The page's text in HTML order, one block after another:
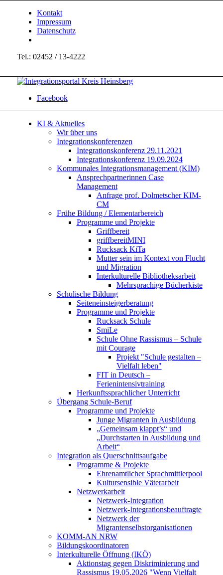
Kontakt
Impressum
Datenschutz
Tel.: 02452 / 13-4222
Facebook
KI & Aktuelles
Wir über uns
Integrationskonferenzen
Integrationskonferenz 29.11.2021
Integrationskonferenz 19.09.2024
Kommunales Integrationsmanagement (KIM)
Ansprechpartnerinnen Case
Management
Anfrage prof. Dolmetscher KIM-
CM
Frühe Bildung / Elementarbereich
Programme und Projekte
Griffbereit
griffbereitMINI
Rucksack KiTa
Mutter sein im Kontext von Flucht
und Migration
Interkulturelle Bibliotheksarbeit
Mehrsprachige Bücherkiste
Schulische Bildung
Seiteneinsteigerberatung
Programme und Projekte
Rucksack Schule
SmiLe
Schule Ohne Rassismus – Schule
mit Courage
Projekt "Schule gestalten –
Vielfalt leben"
FIT in Deutsch –
Ferienintensivtraining
Herkunftssprachlicher Unterricht
Übergang Schule-Beruf
Programme und Projekte
Junge Migranten in Ausbildung
„Gemeinsam klappt’s“ und
„Durchstarten in Ausbildung und
Arbeit“
Integration als Querschnittsaufgabe
Programme & Projekte
Ehrenamtlicher Sprachmittlerpool
Kultursensible Väterarbeit
Netzwerkarbeit
Netzwerk-Integration
Netzwerk-Integrationsbeauftragte
Netzwerk der
Migrantenselbstorganisationen
KOMM-AN NRW
Bildungskoordinatoren
Interkulturelle Öffnung (IKÖ)
Aktionstag gegen Diskriminierung und
Rassismus 19.05.2026 "Wenn Vielfalt